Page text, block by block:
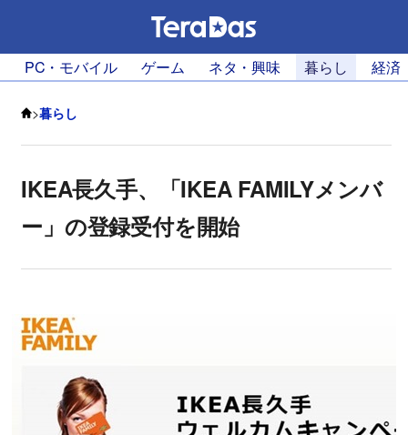
PC・モバイル ゲーム ネタ・興味 暮らし 経済
>暮らし
IKEA長久手、「IKEA FAMILYメンバ
ー」の登録受付を開始